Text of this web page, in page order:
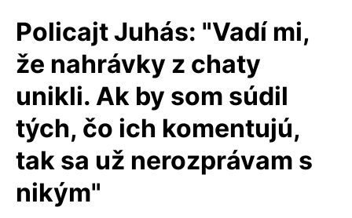
Policajt Juhás: "Vadí mi,
že nahrávky z chaty
unikli. Ak by som súdil
tých, čo ich komentujú,
tak sa už nerozprávam s
nikým"